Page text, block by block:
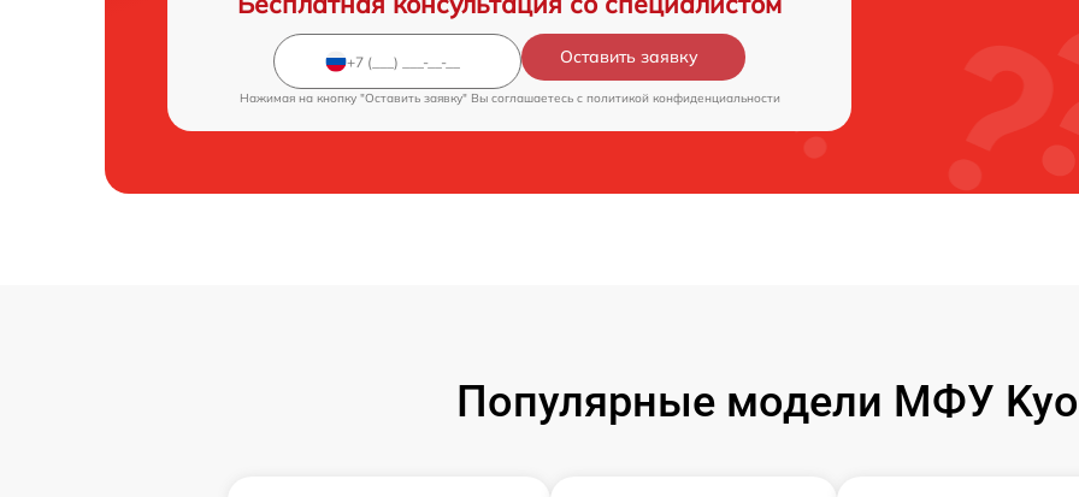
Оставить заявку
Нажимая на кнопку "Оставить заявку" Вы соглашаетесь c политикой конфиденциальности
Популярные модели МФУ